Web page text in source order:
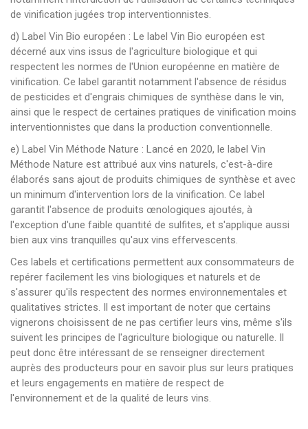
de vinification jugées trop interventionnistes.
d) Label Vin Bio européen : Le label Vin Bio européen est
décerné aux vins issus de l'agriculture biologique et qui
respectent les normes de l'Union européenne en matière de
vinification. Ce label garantit notamment l'absence de résidus
de pesticides et d'engrais chimiques de synthèse dans le vin,
ainsi que le respect de certaines pratiques de vinification moins
interventionnistes que dans la production conventionnelle.
e) Label Vin Méthode Nature : Lancé en 2020, le label Vin
Méthode Nature est attribué aux vins naturels, c'est-à-dire
élaborés sans ajout de produits chimiques de synthèse et avec
un minimum d'intervention lors de la vinification. Ce label
garantit l'absence de produits œnologiques ajoutés, à
l'exception d'une faible quantité de sulfites, et s'applique aussi
bien aux vins tranquilles qu'aux vins effervescents.
Ces labels et certifications permettent aux consommateurs de
repérer facilement les vins biologiques et naturels et de
s'assurer qu'ils respectent des normes environnementales et
qualitatives strictes. Il est important de noter que certains
vignerons choisissent de ne pas certifier leurs vins, même s'ils
suivent les principes de l'agriculture biologique ou naturelle. Il
peut donc être intéressant de se renseigner directement
auprès des producteurs pour en savoir plus sur leurs pratiques
et leurs engagements en matière de respect de
l'environnement et de la qualité de leurs vins.